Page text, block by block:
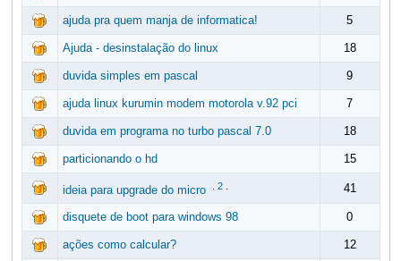
ajuda pra quem manja de informatica! 5
Ajuda - desinstalação do linux 18
duvida simples em pascal 9
ajuda linux kurumin modem motorola v.92 pci 7
duvida em programa no turbo pascal 7.0 18
particionando o hd 15
ideia para upgrade do micro 2. 41
disquete de boot para windows 98 0
ações como calcular? 12